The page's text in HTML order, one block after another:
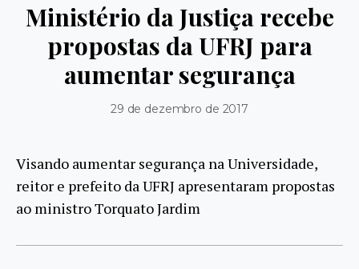
Ministério da Justiça recebe
propostas da UFRJ para
aumentar segurança
29 de dezembro de 2017
Visando aumentar segurança na Universidade,
reitor e prefeito da UFRJ apresentaram propostas
ao ministro Torquato Jardim